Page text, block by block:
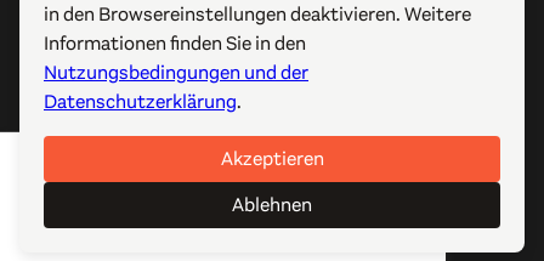
NÜTZLICHE LINKS
FOLGEN SIE UNS
© 2012-2026 TCP/ARPT Centro de Portugal. Alle Rechte
GOMO Digital.
in den Browsereinstellungen deaktivieren. Weitere
Informationen finden Sie in den
Nutzungsbedingungen und der
Datenschutzerklärung.
Akzeptieren
Ablehnen